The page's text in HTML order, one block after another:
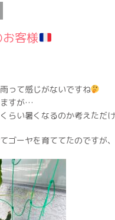
客様
って感じがないですね
すが…
らい暑くなるのか考えただ
ゴーヤを育ててたのですが